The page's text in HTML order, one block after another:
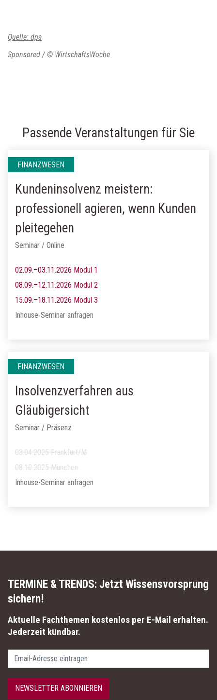
Quelle: dpa
Sponsored / © WirtschaftsWoche
Passende Veranstaltungen für Sie
FINANZWESEN
Kundeninsolvenz meistern:
professionell agieren, wenn Kunden
pleitegehen
Seminar / Online
02.09.–03.11.2026 Modul 1
08.09.–12.11.2026 Modul 2
15.09.–18.11.2026 Modul 3
Inhouse-Seminar anfragen
FINANZWESEN
Insolvenzverfahren aus
Gläubigersicht
Seminar / Präsenz
03.04.2025 Frankfurt/M
08.10.2025 München
Inhouse-Seminar anfragen
TERMINE & TRENDS: Jetzt Wissensvorsprung
sichern!
Aktuelle Fachthemen kostenlos per E-Mail erhalten.
Jederzeit kündbar.
Passwort
NEWSLETTER ABONNIEREN